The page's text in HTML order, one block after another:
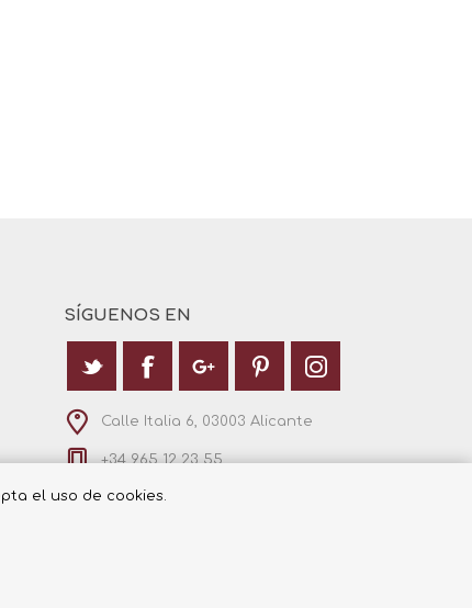
SÍGUENOS EN
Calle Italia 6, 03003 Alicante
+34 965 12 23 55
el uso de cookies.